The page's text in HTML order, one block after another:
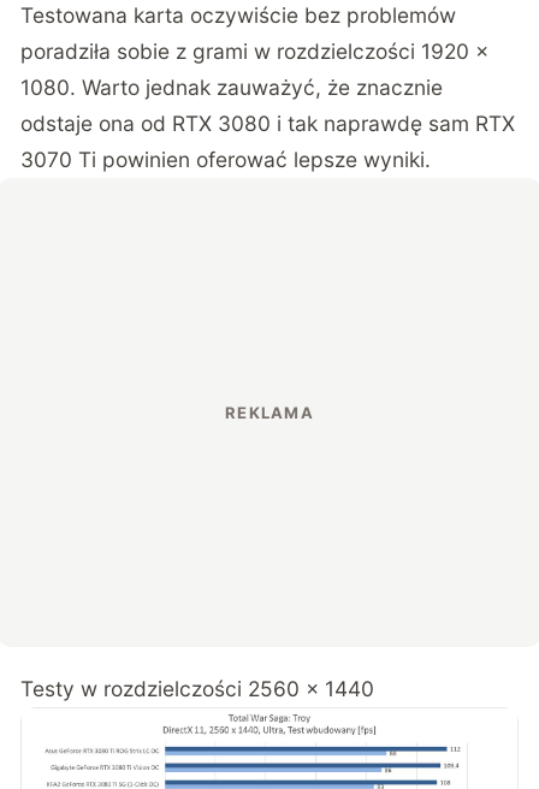
Testowana karta oczywiście bez problemów
poradziła sobie z grami w rozdzielczości 1920 x
1080. Warto jednak zauważyć, że znacznie
odstaje ona od RTX 3080 i tak naprawdę sam RTX
3070 Ti powinien oferować lepsze wyniki.
Testy w rozdzielczości 2560 x 1440